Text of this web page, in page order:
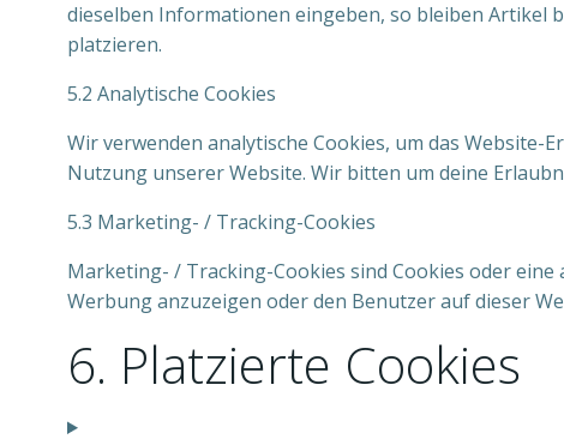
dieselben Informationen eingeben, so bleiben Artikel
platzieren.
5.2 Analytische Cookies
Wir verwenden analytische Cookies, um das
Nutzung unserer Website. Wir bitten um deine
5.3 Marketing- / Tracking-Cookies
Marketing- / Tracking-Cookies sind Cookies oder
Werbung anzuzeigen oder den Benutzer auf dieser
6. Platzierte Cookies